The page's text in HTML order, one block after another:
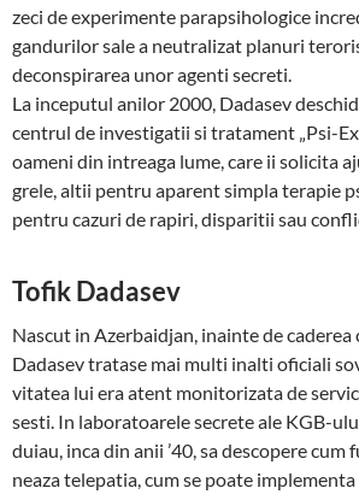
zeci de experimente pa­ra­psi­hologice
gan­durilor sale a neutralizat planuri
deconspirarea unor agenti secreti.
La inceputul anilor 2000, Dadasev
centrul de inves­ti­gatii si trata­ment „Psi-
oameni din intreaga lume, care ii soli­cita
grele, altii pentru aparent simpla tera­pie
pentru ca­zuri de rapiri, dis­paritii sau
Tofik Dadasev
Nascut in Azerbaidjan, ina­inte de
Dadasev tratase mai multi inalti oficiali
vi­tatea lui era atent monitorizata de
sesti. In la­boratoarele secrete ale KGB-
duiau, inca din anii ’40, sa des­copere
neaza tele­patia, cum se poate